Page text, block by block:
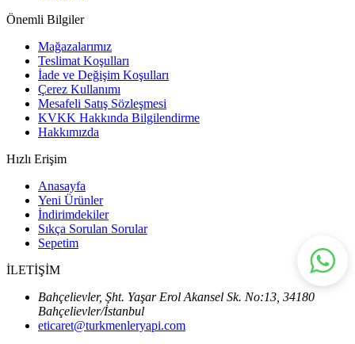
Önemli Bilgiler
Mağazalarımız
Teslimat Koşulları
İade ve Değişim Koşulları
Çerez Kullanımı
Mesafeli Satış Sözleşmesi
KVKK Hakkında Bilgilendirme
Hakkımızda
Hızlı Erişim
Anasayfa
Yeni Ürünler
İndirimdekiler
Sıkça Sorulan Sorular
Sepetim
İLETİŞİM
Bahçelievler, Şht. Yaşar Erol Akansel Sk. No:13, 34180
Bahçelievler/İstanbul
eticaret@turkmenleryapi.com